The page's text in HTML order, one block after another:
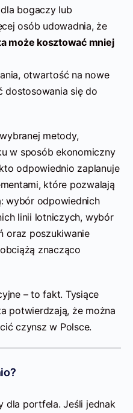
bogaczy lub
osób udowadnia, że
może kosztować mniej
otwartość na nowe
dostosowania się do
metody,
w sposób ekonomiczny
odpowiednio zaplanuje
które pozwalają
wybór odpowiednich
linii lotniczych, wybór
oraz poszukiwanie
znacząco
– to fakt. Tysiące
potwierdzają, że można
czynsz w Polsce.
dla portfela. Jeśli jednak